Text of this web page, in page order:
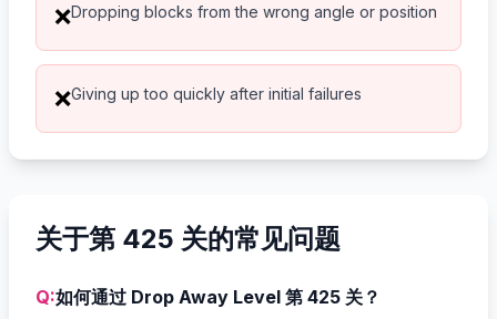
❌Dropping blocks from the wrong angle or position
❌Giving up too quickly after initial failures
关于第 425 关的常见问题
Q:如何通过 Drop Away Level 第 425 关？